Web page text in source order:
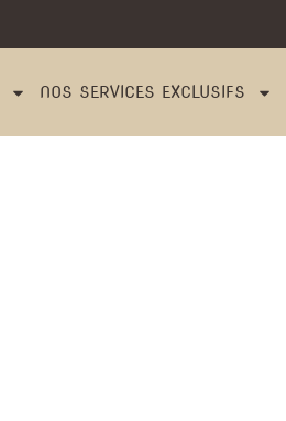
NOS SERVICES EXCLUSIFS